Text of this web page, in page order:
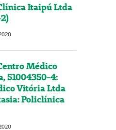
Itaipú Ltda
Médico
51004350-4:
Vitória Ltda
Policlínica